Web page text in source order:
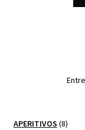
APERITIVOS 88